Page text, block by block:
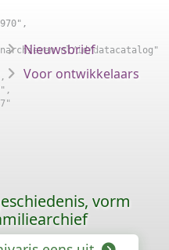
id/datacatalog"
Nieuwsbrief
Voor ontwikkelaars
vorm